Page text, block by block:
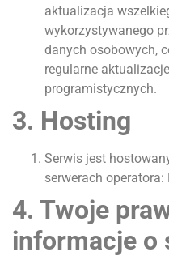
aktualizacja
wykorzystywanego
danych osobowych,
regularne
programistycznych.
3. Hosting
Serwis jest
serwerach operatora:
4. Twoje
informacje o